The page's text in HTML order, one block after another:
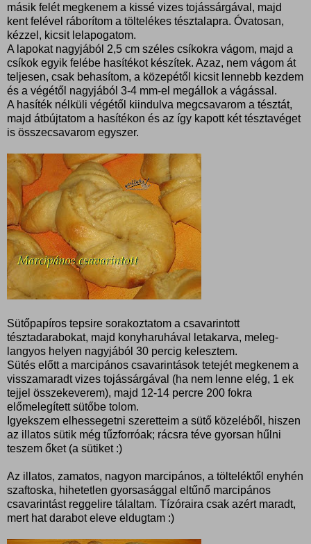
másik felét megkenem a kissé vizes tojássárgával, majd
kent felével ráborítom a töltelékes tésztalapra. Óvatosan,
kézzel, kicsit lelapogatom.
A lapokat nagyjából 2,5 cm széles csíkokra vágom, majd a
csíkok egyik felébe hasítékot készítek. Azaz, nem vágom át
teljesen, csak behasítom, a közepétől kicsit lennebb kezdem
és a végétől nagyjából 3-4 mm-el megállok a vágással.
A hasíték nélküli végétől kiindulva megcsavarom a tésztát,
majd átbújtatom a hasítékon és az így kapott két tésztavéget
is összecsavarom egyszer.
Sütőpapíros tepsire sorakoztatom a csavarintott
tésztadarabokat, majd konyharuhával letakarva, meleg-
langyos helyen nagyjából 30 percig kelesztem.
Sütés előtt a marcipános csavarintások tetejét megkenem a
visszamaradt vizes tojássárgával (ha nem lenne elég, 1 ek
tejjel összekeverem), majd 12-14 percre 200 fokra
előmelegített sütőbe tolom.
Igyekszem elhessegetni szeretteim a sütő közeléből, hiszen
az illatos sütik még tűzforróak; rácsra téve gyorsan hűlni
teszem őket (a sütiket :)
Az illatos, zamatos, nagyon marcipános, a tölteléktől enyhén
szaftoska, hihetetlen gyorsasággal eltűnő marcipános
csavarintást reggelire tálaltam. Tízóraira csak azért maradt,
mert hat darabot eleve eldugtam :)